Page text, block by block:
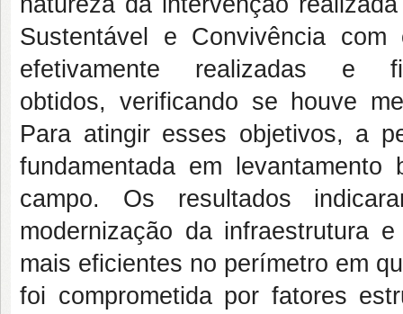
Sustentável e Convivência
efetivamente realizadas e
obtidos, verificando se houve
Para atingir esses objetivos, a
fundamentada em
campo. Os resultados
modernização da infraestrutura
mais eficientes no perímetro em
foi comprometida por fatores